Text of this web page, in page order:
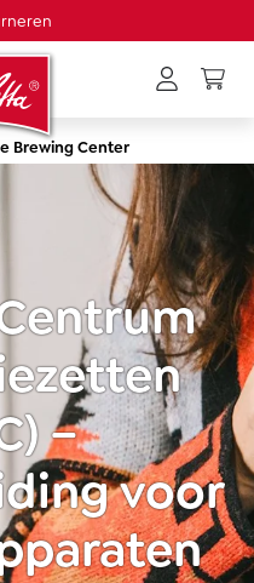
Brewing Center
–
voor